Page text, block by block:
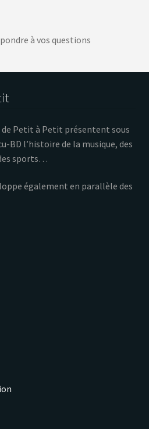
à vos questions
Petit à Petit présentent sous
BD l’histoire de la musique, des
sports…
également en parallèle des